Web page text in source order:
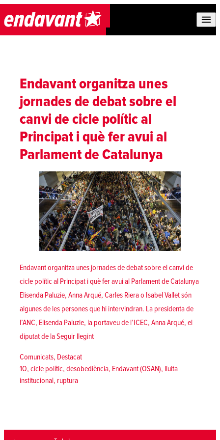
Skip to content
Endavant organitza unes
jornades de debat sobre el
canvi de cicle polític al
Principat i què fer avui al
Parlament de Catalunya
Endavant organitza unes jornades de debat sobre el canvi de
cicle polític al Principat i què fer avui al Parlament de Catalunya
Elisenda Paluzie, Anna Arqué, Carles Riera o Isabel Vallet són
algunes de les persones que hi intervindran. La presidenta de
l’ANC, Elisenda Paluzie, la portaveu de l’ICEC, Anna Arqué, el
diputat de laSeguir llegint«Endavant organitza unes jornades de
Posted in
Comunicats, Destacat
Tags:
1O, cicle polític, desobediència, Endavant (OSAN), lluita
institucional, ruptura